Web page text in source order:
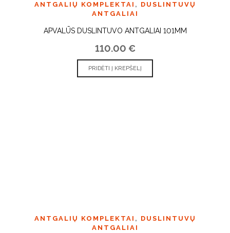
ANTGALIŲ KOMPLEKTAI , DUSLINTUVŲ
ANTGALIAI
APVALŪS DUSLINTUVO ANTGALIAI 101MM
110.00 €
PRIDĖTI Į KREPŠELĮ
ANTGALIŲ KOMPLEKTAI , DUSLINTUVŲ
ANTGALIAI